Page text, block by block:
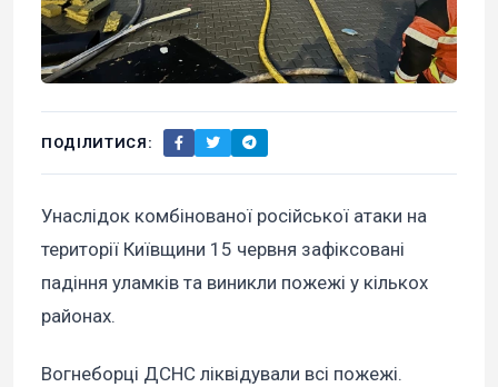
ПОДІЛИТИСЯ:
Унаслідок комбінованої російської атаки на
території Київщини 15 червня зафіксовані
падіння уламків та виникли пожежі у кількох
районах.
Вогнеборці ДСНС ліквідували всі пожежі.